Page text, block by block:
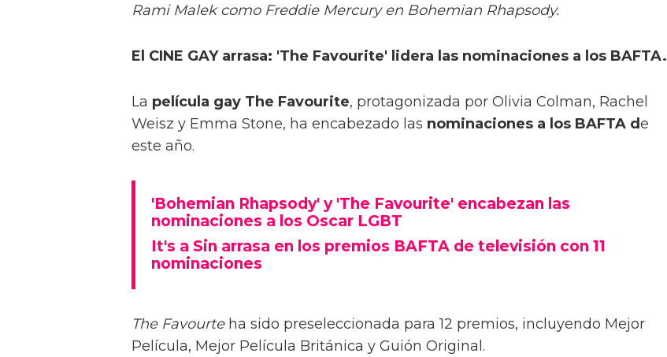
Rami Malek como Freddie Mercury en Bohemian Rhapsody.
El CINE GAY arrasa: 'The Favourite' lidera las nominaciones a los BAFTA.
La película gay The Favourite, protagonizada por Olivia Colman, Rachel
Weisz y Emma Stone, ha encabezado las nominaciones a los BAFTA de
este año.
'Bohemian Rhapsody' y 'The Favourite' encabezan las
nominaciones a los Oscar LGBT
It's a Sin arrasa en los premios BAFTA de televisión con 11
nominaciones
The Favourteha sido preseleccionada para 12 premios, incluyendo Mejor
Película, Mejor Película Británica y Guión Original.